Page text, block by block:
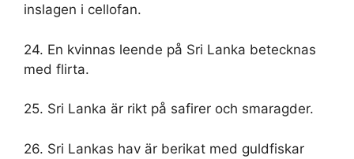
inslagen i cellofan.
24. En kvinnas leende på Sri Lanka betecknas
med flirta.
25. Sri Lanka är rikt på safirer och smaragder.
26. Sri Lankas hav är berikat med guldfiskar